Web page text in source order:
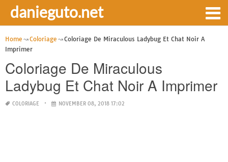
danieguto.net
Home Coloriage
Coloriage De Miraculous Ladybug Et Chat Noir A
Imprimer
Coloriage De Miraculous
Ladybug Et Chat Noir A Imprimer
COLORIAGE NOVEMBER 08, 2018 17:02